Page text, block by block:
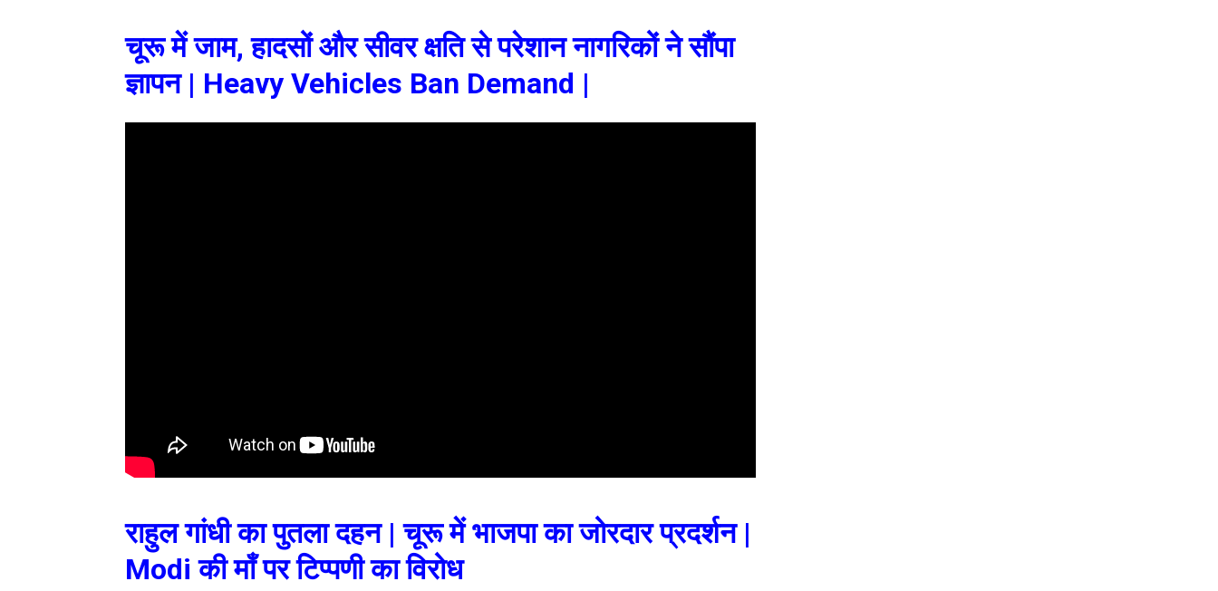
चूरू में जाम, हादसों और सीवर क्षति से परेशान नागरिकों ने सौंपा
ज्ञापन | Heavy Vehicles Ban Demand |
राहुल गांधी का पुतला दहन | चूरू में भाजपा का जोरदार प्रदर्शन |
Modi की माँ पर टिप्पणी का विरोध